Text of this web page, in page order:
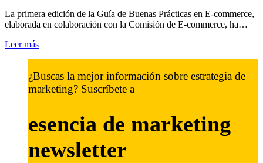
La primera edición de la Guía de Buenas Prácticas en E-commerce,
elaborada en colaboración con la Comisión de E-commerce, ha…
Leer más
¿Buscas la mejor información sobre estrategia de
marketing? Suscríbete a
esencia de marketing
newsletter